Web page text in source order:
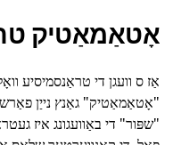
אָטאַמאַטיק
אַז ס וועגן די טראַנסמיסיע
"אָטאַמאַטיק" גאַנץ נייַן
"שפּור" די באַוועגונג איז